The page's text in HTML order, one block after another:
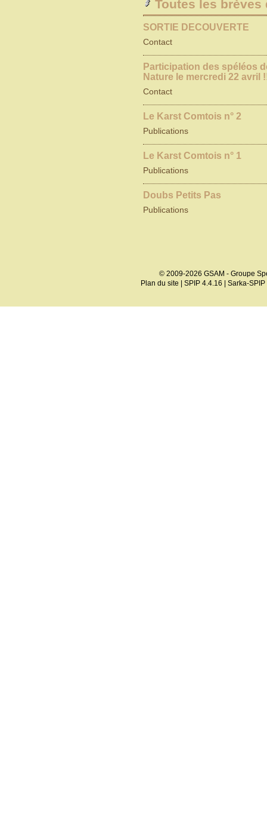
Toutes les brèves
SORTIE DECOUVERTE
Contact
Participation des spéléos
Nature le mercredi 22 avril
Contact
Le Karst Comtois n° 2
Publications
Le Karst Comtois n° 1
Publications
Doubs Petits Pas
Publications
© 2009-2026 GSAM - Groupe
Plan du site
SPIP 4.4.16 Sarka-SPIP